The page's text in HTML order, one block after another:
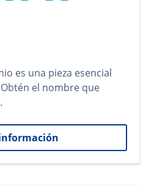
es una pieza esencial
el nombre que